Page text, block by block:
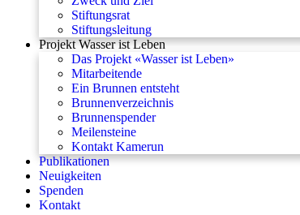
Stiftungsrat
Stiftungsleitung
Projekt Wasser ist Leben
Das Projekt «Wasser ist Leben»
Mitarbeitende
Ein Brunnen entsteht
Brunnenverzeichnis
Brunnenspender
Meilensteine
Kontakt Kamerun
Publikationen
Neuigkeiten
Spenden
Kontakt